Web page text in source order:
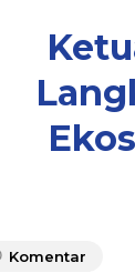
Komentar